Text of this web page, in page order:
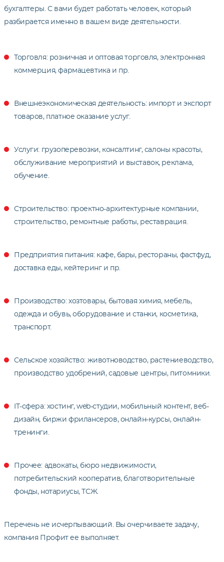
бухгалтеры. С вами будет работать человек, который
разбирается именно в вашем виде деятельности.
Торговля: розничная и оптовая торговля, электронная
коммерция, фармацевтика и пр.
Внешнеэкономическая деятельность: импорт и экспорт
товаров, платное оказание услуг.
Услуги: грузоперевозки, консалтинг, салоны красоты,
обслуживание мероприятий и выставок, реклама,
обучение.
Строительство: проектно-архитектурные компании,
строительство, ремонтные работы, реставрация.
Предприятия питания: кафе, бары, рестораны, фастфуд,
доставка еды, кейтеринг и пр.
Производство: хозтовары, бытовая химия, мебель,
одежда и обувь, оборудование и станки, косметика,
транспорт.
Сельское хозяйство: животноводство, растениеводство,
производство удобрений, садовые центры, питомники.
IT-сфера: хостинг, web-студии, мобильный контент, веб-
дизайн, биржи фрилансеров, онлайн-курсы, онлайн-
тренинги.
Прочее: адвокаты, бюро недвижимости,
потребительский кооператив, благотворительные
фонды, нотариусы, ТСЖ.
Перечень не исчерпывающий. Вы очерчиваете задачу,
компания Профит ее выполняет.